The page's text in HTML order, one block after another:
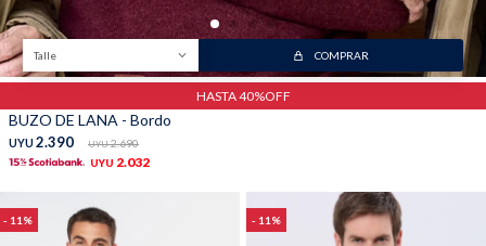
Talle COMPRAR
HASTA 40%OFF
BUZO DE LANA - Bordo
UYU 2.390 UYU 2.690
UYU 2.032
11 11